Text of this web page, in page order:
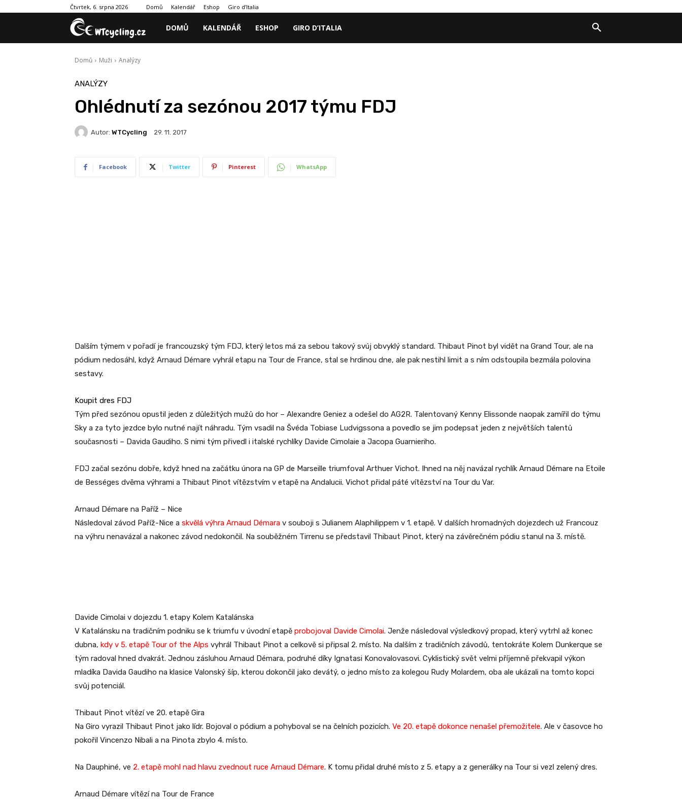
Čtvrtek, 6. srpna 2026 Domů Kalendář Eshop Giro d’Italia
DOMŮ KALENDÁŘ ESHOP GIRO D’ITALIA
Domů Muži Analýzy
ANALÝZY
Ohlédnutí za sezónou 2017 týmu FDJ
Autor: WTCycling 29. 11. 2017
Facebook Twitter Pinterest WhatsApp
Dalším týmem v pořadí je francouzský tým FDJ, který letos má za sebou takový svúj obvyklý standard. Thibaut Pinot byl vidět na Grand Tour, ale na
pódium nedosáhl, když Arnaud Démare vyhrál etapu na Tour de France, stal se hrdinou dne, ale pak nestihl limit a s ním odstoupila bezmála polovina
sestavy.
Koupit dres FDJ
Tým před sezónou opustil jeden z důležitých mužů do hor – Alexandre Geniez a odešel do AG2R. Talentovaný Kenny Elissonde naopak zamířil do týmu
Sky a za tyto jezdce bylo nutné najít náhradu. Tým vsadil na Švéda Tobiase Ludvigssona a povedlo se jim podepsat jeden z největších talentů
současnosti – Davida Gaudiho. S nimi tým přivedl i italské rychlíky Davide Cimolaie a Jacopa Guarnieriho.
FDJ začal sezónu dobře, když hned na začátku února na GP de Marseille triumfoval Arthuer Vichot. Ihned na něj navázal rychlík Arnaud Démare na Etoile
de Bességes dvěma výhrami a Thibaut Pinot vítězstvím v etapě na Andalucii. Vichot přidal páté vítězství na Tour du Var.
Arnaud Démare na Paříž – Nice
Následoval závod Paříž-Nice a skvělá výhra Arnaud Démara v souboji s Julianem Alaphilippem v 1. etapě. V dalších hromadných dojezdech už Francouz
na výhru nenavázal a nakonec závod nedokončil. Na souběžném Tirrenu se představil Thibaut Pinot, který na závěrečném pódiu stanul na 3. místě.
Davide Cimolai v dojezdu 1. etapy Kolem Katalánska
V Katalánsku na tradičním podniku se k triumfu v úvodní etapě probojoval Davide Cimolai. Jenže následoval výsledkový propad, který vytrhl až konec
dubna, kdy v 5. etapě Tour of the Alps vyhrál Thibaut Pinot a celkově si připsal 2. místo. Na dalším z tradičních závodů, tentokráte Kolem Dunkerque se
tým radoval hned dvakrát. Jednou zásluhou Arnaud Démara, podruhé díky Ignatasi Konovalovasovi. Cyklistický svět velmi příjemně překvapil výkon
mladíka Davida Gaudiho na klasice Valonský šíp, kterou dokončil jako devátý, o jedno místo za kolegou Rudy Molardem, oba ale ukázali na tomto kopci
svůj potenciál.
Thibaut Pinot vítězí ve 20. etapě Gira
Na Giro vyrazil Thibaut Pinot jako lídr. Bojoval o pódium a pohyboval se na čelních pozicích. Ve 20. etapě dokonce nenašel přemožitele. Ale v časovce ho
pokořil Vincenzo Nibali a na Pinota zbylo 4. místo.
Na Dauphiné, ve 2. etapě mohl nad hlavu zvednout ruce Arnaud Démare. K tomu přidal druhé místo z 5. etapy a z generálky na Tour si vezl zelený dres.
Arnaud Démare vítězí na Tour de France